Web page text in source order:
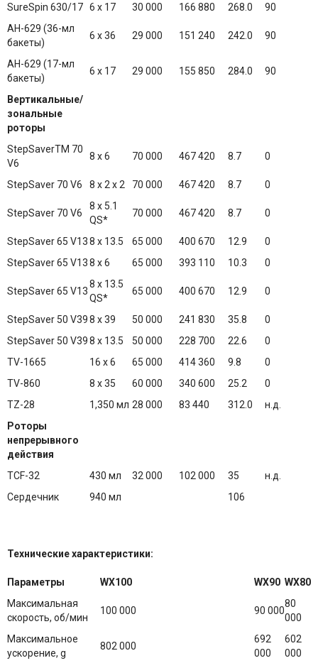
SureSpin 630/17 6 x 17 30 000 166 880 268.0
90
AH-629 (36-мл
бакеты)
6 x 36 29 000 151 240 242.0 90
AH-629 (17-мл
бакеты)
6 x 17 29 000 155 850 284.0 90
Вертикальные/
зональные
роторы
StepSaverTM 70
V6
8 x 6 70 000 467 420 8.7 0
StepSaver 70 V6 8 x 2 x 2 70 000 467 420 8.7 0
StepSaver 70 V6
8 x 5.1
QS*
70 000 467 420 8.7 0
StepSaver 65 V138 x 13.5 65 000 400 670 12.9
0
StepSaver 65 V138 x 6 65 000 393 110 10.3 0
StepSaver 65 V13
8 x 13.5
QS*
65 000 400 670 12.9 0
StepSaver 50 V398 x 39 50 000 241 830 35.8
0
StepSaver 50 V398 x 13.5 50 000 228 700 22.6
0
TV-1665
16 x 6 65 000 414 360 9.8
0
TV-860
8 x 35 60 000 340 600 25.2
0
TZ-28
1,350 мл 28 000 83 440 312.0
н.д.
Роторы
непрерывного
действия
TCF-32
430 мл 32 000 102 000 35
н.д.
Сердечник
940 мл 106
Технические характеристики:
Параметры WX100 WX90 WX80
Максимальная
скорость, об/мин
100 000 90 000
80
000
Максимальное
ускорение, g
802 000
692
000
602
000